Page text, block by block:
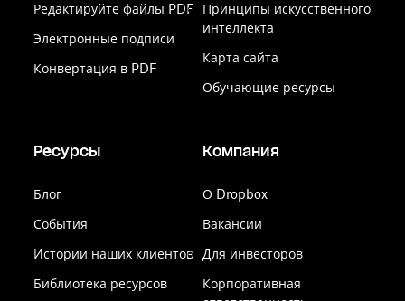
Редактируйте файлы PDF
Электронные подписи
Конвертация в PDF
Принципы искусственного
интеллекта
Карта сайта
Обучающие ресурсы
Ресурсы
Блог
События
Истории наших клиентов
Библиотека ресурсов
Компания
О Dropbox
Вакансии
Для инвесторов
Корпоративная